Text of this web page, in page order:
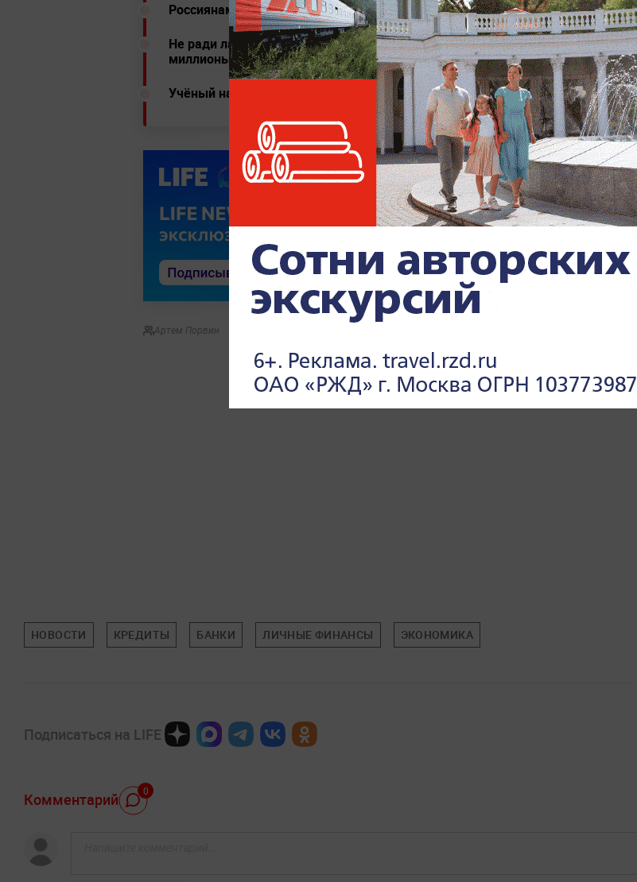
Россиянам напомнили о "скрытых" налогах, которые они платят
Не ради лайков: Джоли завела страницу в Instagram и мигом набрала
миллионы подписчиков
Учёный назвал возможные причины роста смертности от коронавируса
Артем Порвин
НОВОСТИ КРЕДИТЫ БАНКИ ЛИЧНЫЕ ФИНАНСЫ ЭКОНОМИКА
Подписаться на LIFE
Комментарий 0